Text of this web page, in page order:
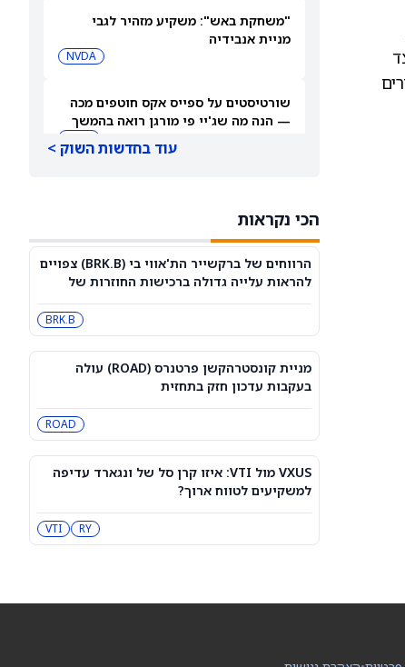
"משחקת באש": משקיע מזהיר לגבי
מניית אנבידיה
NVDA
שורטיסטים על ספייס אקס חוטפים מכה
— הנה מה שג'יי פי מורגן רואה בהמשך
הבא… אבל המותג Cursor עלול להיעלם
מניית מעקב? ג'פריס גרופ שוקלת את
הספקולציות על מיזוג בין SpaceX
לטסלה
JEF
SPCX
3 תעודות הסל הטובות ביותר להשקעה,
לפי אנליסט ה-AI – 8/7/2026
שוק המניות היום: SPY ו-QQQ עלו לאחר
הריבית
מניות מחשוב קוונטי מזנקות כשוושינגטון
IONQ
QBTS
עוד בחדשות השוק >
הכי נקראות
הרווחים של ברקשייר הת'אווי בי (BRK.B) צפויים
להראות עלייה גדולה ברכישות החוזרות של
המניה
BRK.B
מניית קונסטרהקשן פרטנרס (ROAD) עולה
בעקבות עדכון חזק בתחזית
ROAD
VXUS מול VTI: איזו קרן סל של ונגארד עדיפה
למשקיעים לטווח ארוך?
RY
VTI